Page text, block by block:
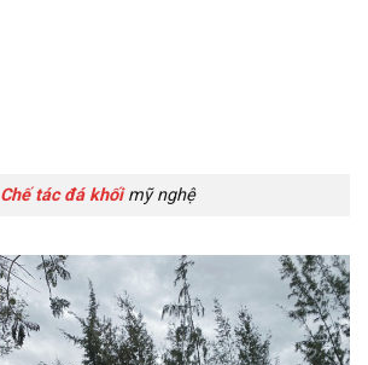
Chế tác đá khốimỹ nghệ